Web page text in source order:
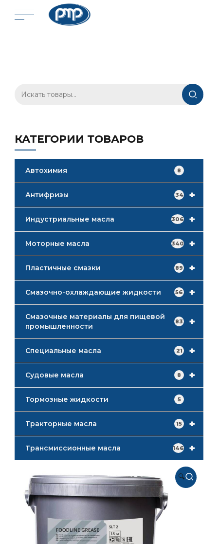
КАТЕГОРИИ ТОВАРОВ
Автохимия 8
+
Антифризы 34
+
Индустриальные масла 306
+
Моторные масла 340
+
Пластичные смазки 89
+
Смазочно-охлаждающие жидкости 56
+
Смазочные материалы для пищевой
промышленности
83
+
Специальные масла 21
+
Судовые масла 8
Тормозные жидкости 5
+
Тракторные масла 15
+
Трансмиссионные масла 146
🔍